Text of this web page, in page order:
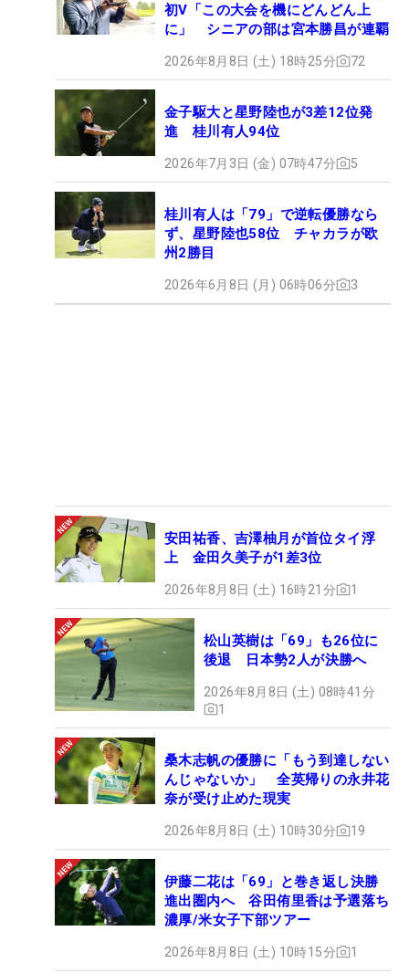
初V「この大会を機にどんどん上
に」 シニアの部は宮本勝昌が連覇
2026年8月8日 (土) 18時25分 72
金子駆大と星野陸也が3差12位発
進 桂川有人94位
2026年7月3日 (金) 07時47分 5
桂川有人は「79」で逆転優勝なら
ず、星野陸也58位 チャカラが欧
州2勝目
2026年6月8日 (月) 06時06分 3
安田祐香、吉澤柚月が首位タイ浮
上 金田久美子が1差3位
2026年8月8日 (土) 16時21分 1
松山英樹は「69」も26位に
後退 日本勢2人が決勝へ
2026年8月8日 (土) 08時41分
1
桑木志帆の優勝に「もう到達しない
んじゃないか」 全英帰りの永井花
奈が受け止めた現実
2026年8月8日 (土) 10時30分 19
伊藤二花は「69」と巻き返し決勝
進出圏内へ 谷田侑里香は予選落ち
濃厚/米女子下部ツアー
2026年8月8日 (土) 10時15分 1